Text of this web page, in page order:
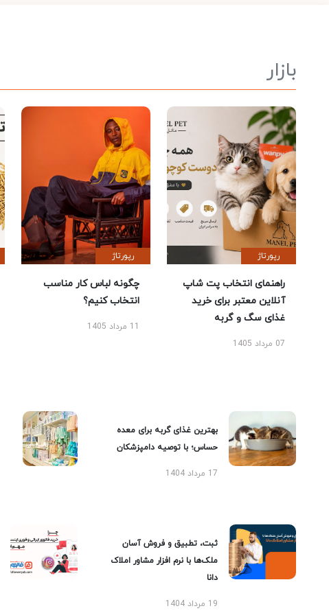
بازار
رپورتاژ
راهنمای انتخاب پت شاپ
آنلاین معتبر برای خرید
غذای سگ و گربه
07 مرداد 1405
رپورتاژ
چگونه لباس کار مناسب
انتخاب کنیم؟
11 مرداد 1405
بهترین غذای گربه برای معده
حساس؛ با توصیه دامپزشکان
17 مرداد 1404
ثبت، تطبیق و فروش آسان
ملک‌ها با نرم افزار مشاور املاک
دانا
19 مرداد 1404